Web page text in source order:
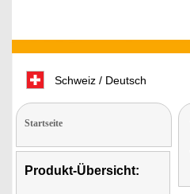
Schweiz / Deutsch
Startseite
Produkt-Übersicht: